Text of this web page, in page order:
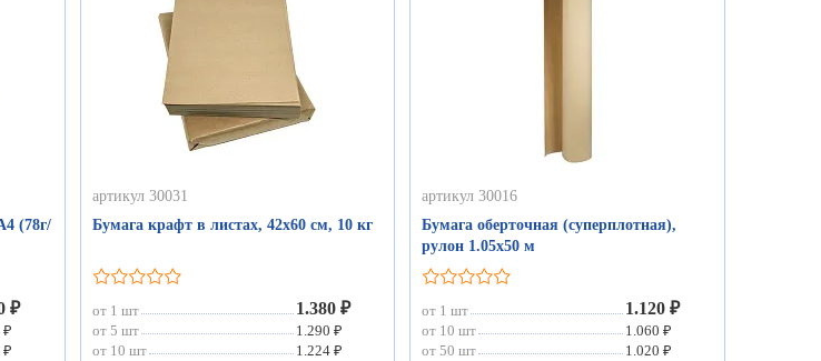
(78г/
₽
₽
₽
артикул 30031
Бумага крафт в листах, 42х60 см, 10 кг
от 1 шт 1.380 ₽
от 5 шт
1.290 ₽
от 10 шт
1.224 ₽
артикул 30016
Бумага оберточная (суперплотная),
рулон 1.05х50 м
от 1 шт 1.120 ₽
от 10 шт
1.060 ₽
от 50 шт
1.020 ₽